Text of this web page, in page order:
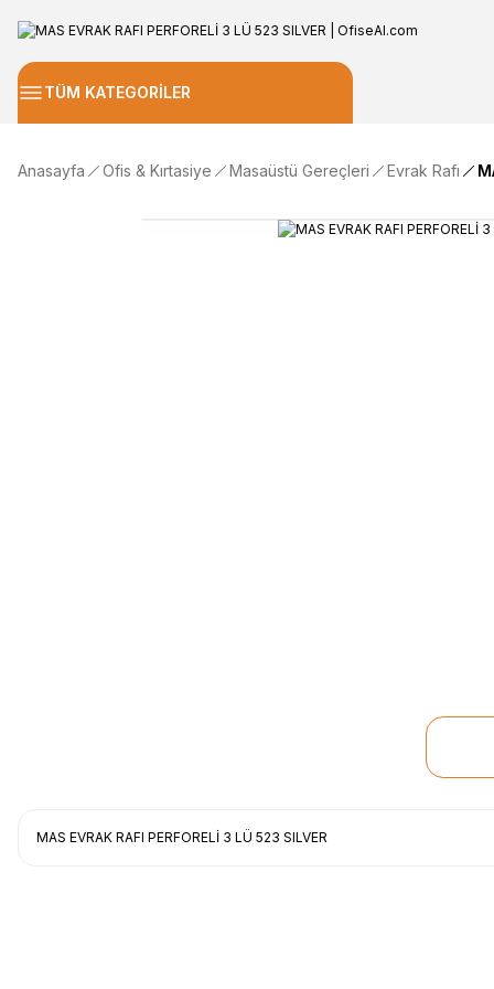
TÜM KATEGORİLER
Anasayfa Ofis & Kırtasiye Masaüstü Gereçleri Evrak Rafı
MAS EVRAK RAFI PERFORELİ 3 LÜ 523 SILVER